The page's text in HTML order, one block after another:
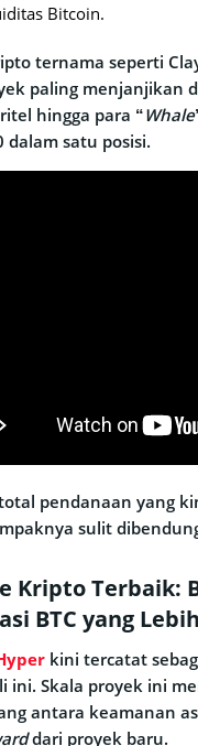
Bitcoin.
ternama seperti
paling menjanjikan
hingga para “Whale
dalam satu posisi.
pendanaan yang
sulit
Kripto Terbaik:
BTC yang
kini tercatat
ini. Skala proyek ini
antara keamanan
dari proyek baru.